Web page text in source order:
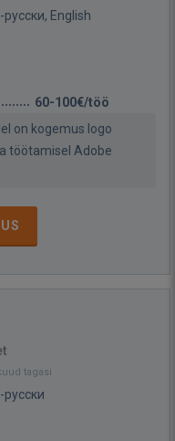
English
60-100€/töö
on kogemus logo
töötamisel Adobe
tagasi